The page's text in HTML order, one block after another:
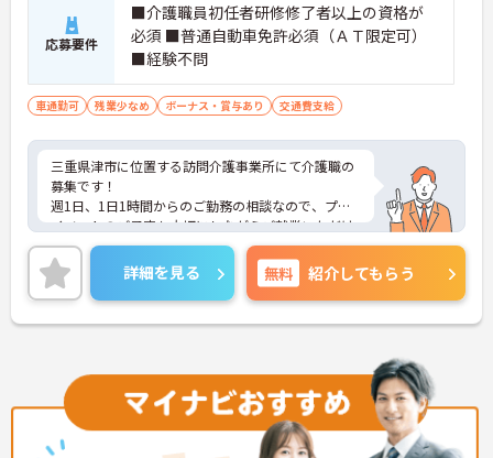
応募要件
■介護職員初任者研修修了者以上の資格が
必須 ■普通自動車免許必須（ＡＴ限定可）
■経験不問
車通勤可 残業少なめ ボーナス・賞与あり 交通費支給
三重県津市に位置する訪問介護事業所にて介護職の
募集です！
週1日、1日1時間からのご勤務の相談なので、プラ
イベートのご予定も大切にしながらご就業いただけ
ます。
ご興味ある方には、面接対策ポイントなど、さらに
詳細をお話しいたしますのでお気軽にご相談くださ
い！
詳細を見る 無料 紹介してもらう